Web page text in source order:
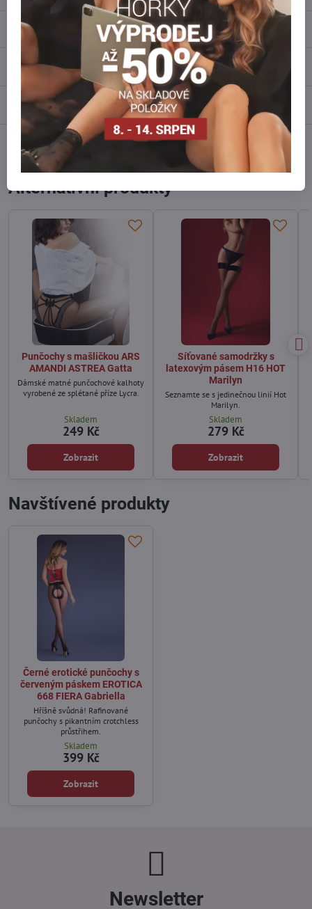
Popis
Recenze 0
Diskuse 0
Facebook Reddit WhatsApp
Alternativní produkty
Punčochy s mašličkou ARS
AMANDI ASTREA Gatta
Dámské matné punčochové kalhoty
vyrobené ze splétané příze Lycra.
Skladem
249 Kč
Zobrazit
Síťované samodržky s
latexovým pásem H16 HOT
Marilyn
Seznamte se s jedinečnou linií Hot
Marilyn.
Skladem
279 Kč
Zobrazit
Navštívené produkty
Černé erotické punčochy s
červeným páskem EROTICA
668 FIERA Gabriella
Hříšně svůdná! Rafinované
punčochy s pikantním crotchless
průstřihem.
Skladem
399 Kč
Zobrazit
Newsletter